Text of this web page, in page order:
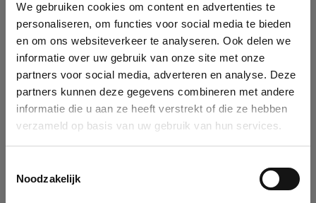
We gebruiken cookies om content en advertenties te
personaliseren, om functies voor social media te bieden
en om ons websiteverkeer te analyseren. Ook delen we
informatie over uw gebruik van onze site met onze
partners voor social media, adverteren en analyse. Deze
partners kunnen deze gegevens combineren met andere
informatie die u aan ze heeft verstrekt of die ze hebben
verzameld op basis van uw gebruik van hun services.
Noodzakelijk
Company
Identification
Please fill in your company details
You can search a company in our database by name, VAT or
enterprise ID. When a company is selected it will auto-complete the
form. If you don't find your company in our database, you can create
service.
See details
Ok